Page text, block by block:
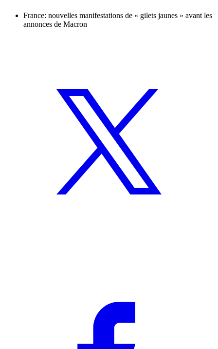
France: nouvelles manifestations de « gilets jaunes » avant les
annonces de Macron